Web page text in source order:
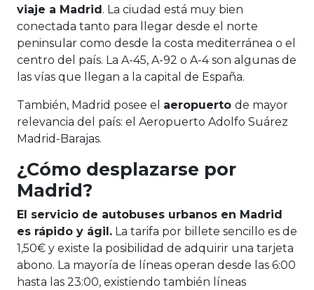
viaje a Madrid. La ciudad está muy bien
conectada tanto para llegar desde el norte
peninsular como desde la costa mediterránea o el
centro del país. La A-45, A-92 o A-4 son algunas de
las vías que llegan a la capital de España.
También, Madrid posee el aeropuerto de mayor
relevancia del país: el Aeropuerto Adolfo Suárez
Madrid-Barajas.
¿Cómo desplazarse por
Madrid?
El servicio de autobuses urbanos en Madrid
es rápido y ágil. La tarifa por billete sencillo es de
1,50€ y existe la posibilidad de adquirir una tarjeta
abono. La mayoría de líneas operan desde las 6:00
hasta las 23:00, existiendo también líneas